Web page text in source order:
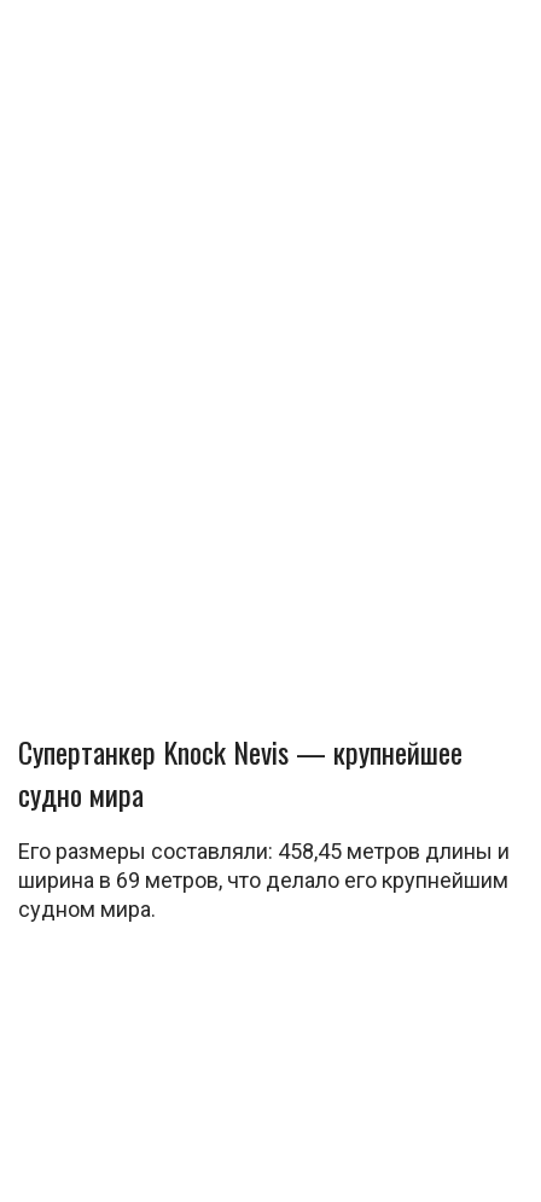
Супертанкер Knock Nevis — крупнейшее
судно мира
Его размеры составляли: 458,45 метров длины и
ширина в 69 метров, что делало его крупнейшим
судном мира.